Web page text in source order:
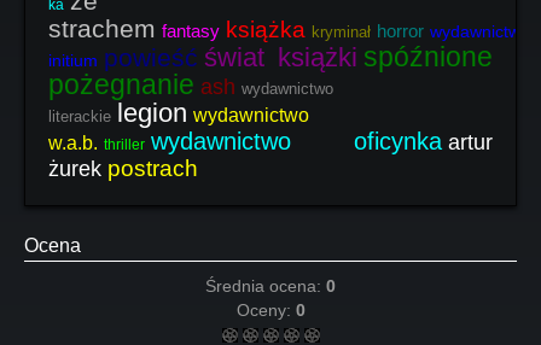
ka
strachem fantasy książka kryminał horror wydawnictwo
initium powieść świat książki spóźnione
pożegnanie ash wydawnictwo
literackie legion wydawnictwo
w.a.b. thriller wydawnictwo oficynka artur
żurek postrach
Ocena
Średnia ocena: 0
Oceny: 0